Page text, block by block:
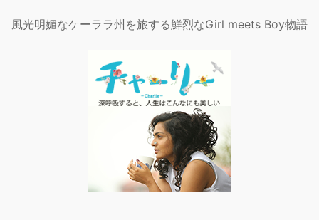
風光明媚なケーララ州を旅する鮮烈なGirl meets Boy物語